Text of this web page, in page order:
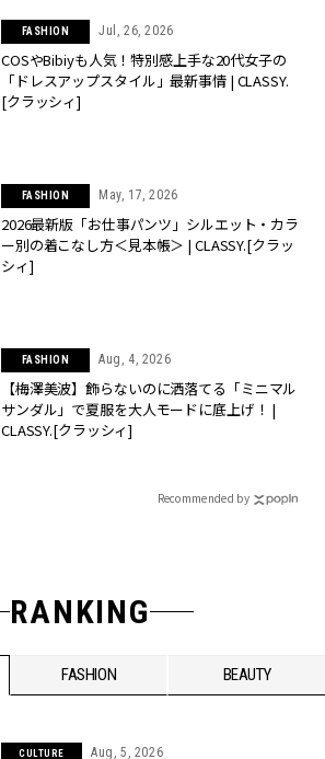
FASHION Jul, 26, 2026
COSやBibiyも人気！特別感上手な20代女子の
「ドレスアップスタイル」最新事情 | CLASSY.
[クラッシィ]
FASHION May, 17, 2026
2026最新版「お仕事パンツ」シルエット・カラ
ー別の着こなし方＜見本帳＞ | CLASSY.[クラッ
シィ]
FASHION Aug, 4, 2026
【梅澤美波】飾らないのに洒落てる「ミニマル
サンダル」で夏服を大人モードに底上げ！ |
CLASSY.[クラッシィ]
Recommended by
RANKING
FASHION BEAUTY
CULTURE Aug, 5, 2026